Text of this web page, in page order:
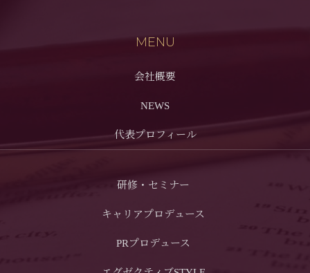
MENU
会社概要
NEWS
代表プロフィール
研修・セミナー
キャリアプロデュース
PRプロデュース